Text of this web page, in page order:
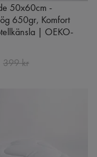
50x60cm -
650gr, Komfort
| OEKO-
399 kr